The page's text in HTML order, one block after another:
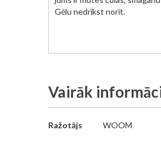
Gēlu nedrīkst norīt.
Vairāk
Vairāk
Ražotājs WOOM